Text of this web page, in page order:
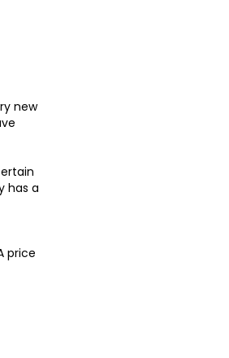
new
has a
price